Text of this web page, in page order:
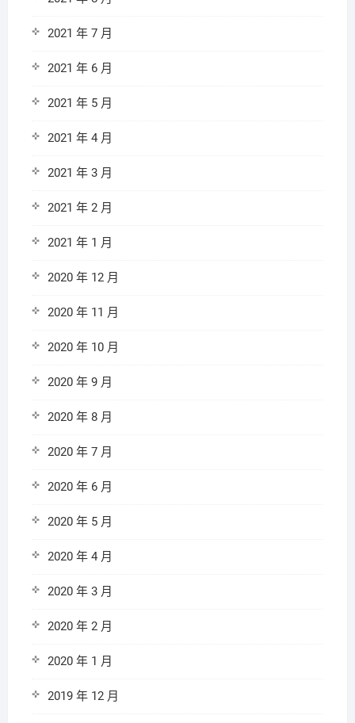
2021 年 7 月
2021 年 6 月
2021 年 5 月
2021 年 4 月
2021 年 3 月
2021 年 2 月
2021 年 1 月
2020 年 12 月
2020 年 11 月
2020 年 10 月
2020 年 9 月
2020 年 8 月
2020 年 7 月
2020 年 6 月
2020 年 5 月
2020 年 4 月
2020 年 3 月
2020 年 2 月
2020 年 1 月
2019 年 12 月